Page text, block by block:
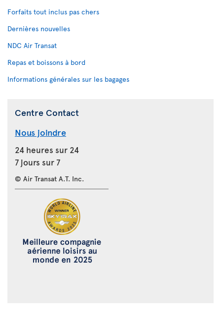
Forfaits tout inclus pas chers
Dernières nouvelles
NDC Air Transat
Repas et boissons à bord
Informations générales sur les bagages
Centre Contact
Nous joindre
24 heures sur 24
7 jours sur 7
© Air Transat A.T. Inc.